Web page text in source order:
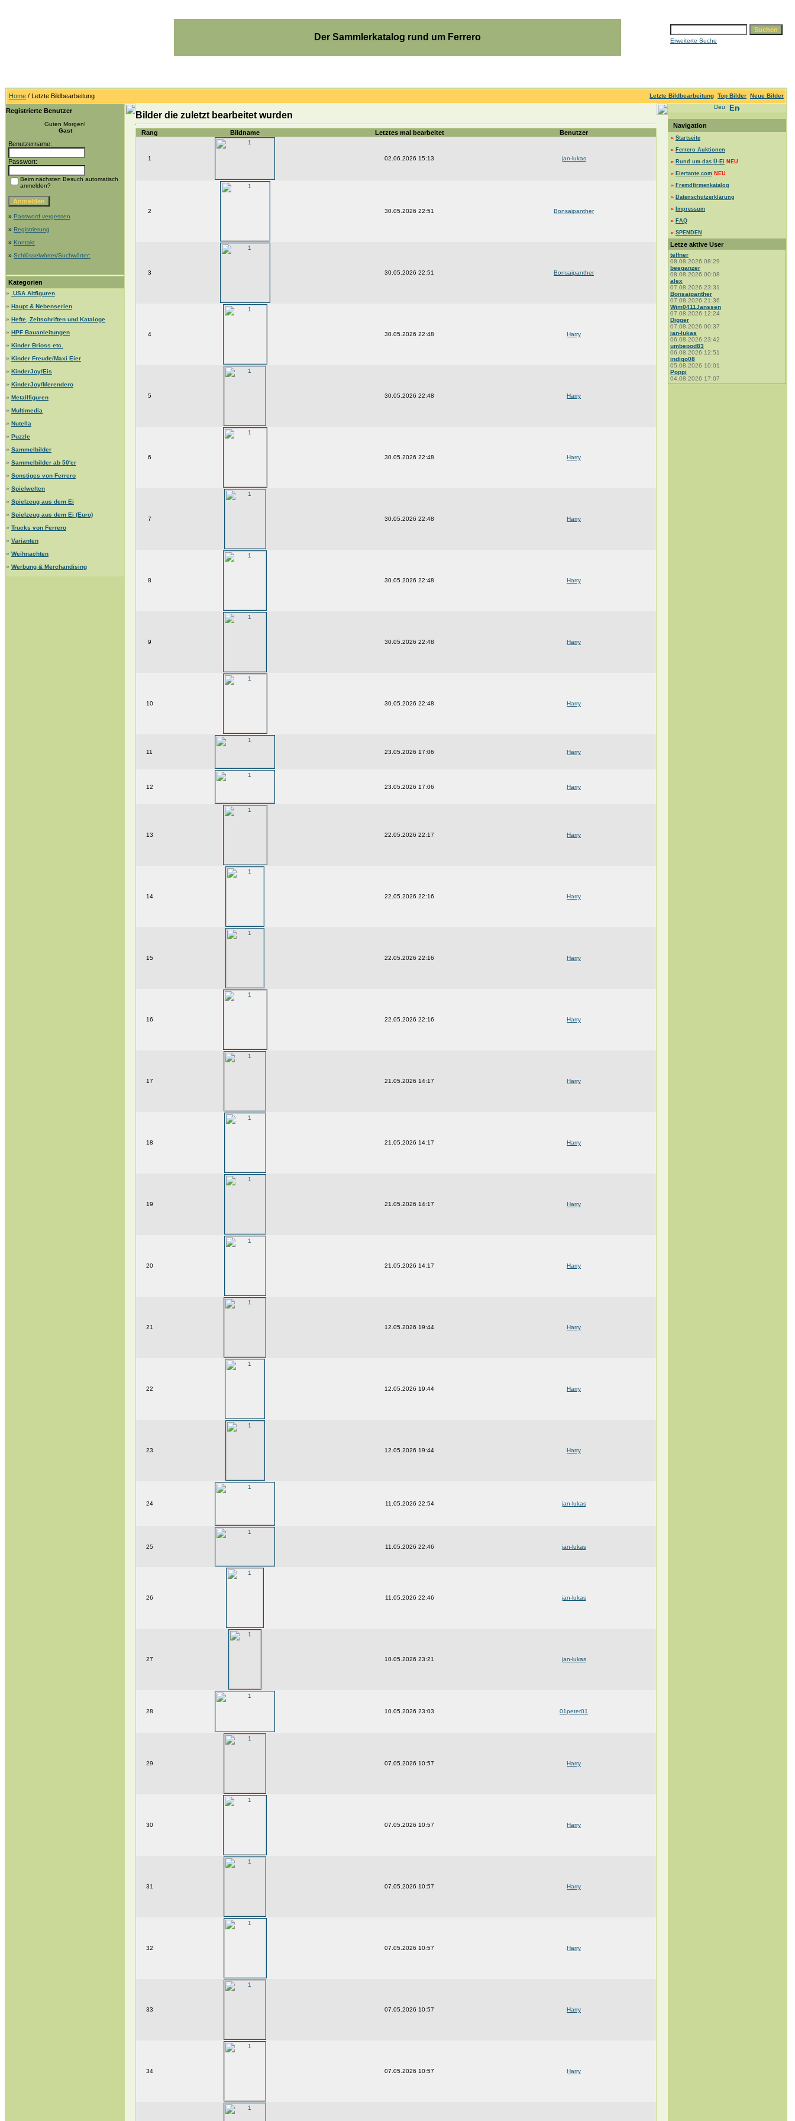
Der Sammlerkatalog rund um Ferrero Erweiterte Suche
Home / Letzte Bildbearbeitung Letzte Bildbearbeitung Top Bilder Neue Bilder
Registrierte Benutzer
Guten Morgen!
Gast
Benutzername:
Passwort:
Beim nächsten Besuch automatisch
anmelden?
» Password vergessen
» Registrierung
» Kontakt
» Schlüsselwörter/Suchwörter:
Kategorien
»
.USA Altfiguren
» Haupt & Nebenserien
» Hefte, Zeitschriften und Kataloge
» HPF Bauanleitungen
» Kinder Brioss etc.
» Kinder Freude/Maxi Eier
» KinderJoy/Eis
» KinderJoy/Merendero
» Metallfiguren
» Multimedia
» Nutella
» Puzzle
» Sammelbilder
» Sammelbilder ab 50'er
» Sonstiges von Ferrero
» Spielwelten
» Spielzeug aus dem Ei
» Spielzeug aus dem Ei (Euro)
» Trucks von Ferrero
» Varianten
» Weihnachten
» Werbung & Merchandising
Bilder die zuletzt bearbeitet wurden
Rang Bildname Letztes mal bearbeitet Benutzer
1 02.06.2026 15:13 jan-lukas
2 30.05.2026 22:51 Bonsaipanther
3 30.05.2026 22:51 Bonsaipanther
4 30.05.2026 22:48 Harry
5 30.05.2026 22:48 Harry
6 30.05.2026 22:48 Harry
7 30.05.2026 22:48 Harry
8 30.05.2026 22:48 Harry
9 30.05.2026 22:48 Harry
10 30.05.2026 22:48 Harry
11 23.05.2026 17:06 Harry
12 23.05.2026 17:06 Harry
13 22.05.2026 22:17 Harry
14 22.05.2026 22:16 Harry
15 22.05.2026 22:16 Harry
16 22.05.2026 22:16 Harry
17 21.05.2026 14:17 Harry
18 21.05.2026 14:17 Harry
19 21.05.2026 14:17 Harry
20 21.05.2026 14:17 Harry
21 12.05.2026 19:44 Harry
22 12.05.2026 19:44 Harry
23 12.05.2026 19:44 Harry
24 11.05.2026 22:54 jan-lukas
25 11.05.2026 22:46 jan-lukas
26 11.05.2026 22:46 jan-lukas
27 10.05.2026 23:21 jan-lukas
28 10.05.2026 23:03 01peter01
29 07.05.2026 10:57 Harry
30 07.05.2026 10:57 Harry
31 07.05.2026 10:57 Harry
32 07.05.2026 10:57 Harry
33 07.05.2026 10:57 Harry
34 07.05.2026 10:57 Harry
Navigation
» Startseite
» Ferrero Auktionen
» Rund um das Ü-Ei NEU
» Eiertante.com NEU
» Fremdfirmenkatalog
» Datenschutzerklärung
» Impressum
» FAQ
» SPENDEN
Letze aktive User
telfner
08.08.2026 08:29
beeganzer
08.08.2026 00:08
alex
07.08.2026 23:31
Bonsaipanther
07.08.2026 21:36
Wim0411Janssen
07.08.2026 12:24
Digger
07.08.2026 00:37
jan-lukas
06.08.2026 23:42
umbepod83
06.08.2026 12:51
indigo08
05.08.2026 10:01
Poppi
04.08.2026 17:07